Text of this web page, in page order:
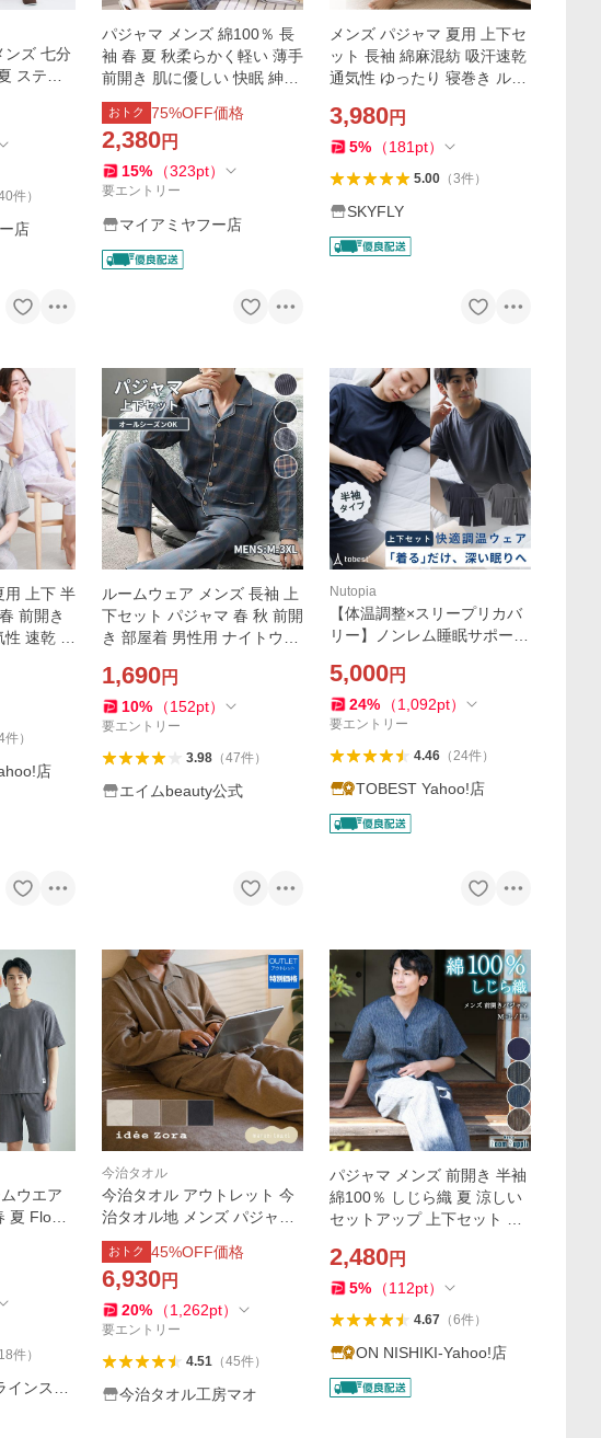
ンズ 七分
ステテ
M L L
件）
店
パジャマ メンズ 綿100％ 長
袖 春 夏 秋柔らかく軽い 薄手
前開き 肌に優しい 快眠 紳士
吸汗 通気 寝巻きセットアッ
プ 部屋着 カジュアル おしゃ
れ 父の日
おトク 75%OFF価格
2,380円
15% （323pt）
要エントリー
マイアミヤフー店
メンズ パジャマ 夏用 上下セ
ット 長袖 綿麻混紡 吸汗速乾
通気性 ゆったり 寝巻き ルー
レゼント ギフト 吸湿性 誕生
日 旅行用
3,980円
5% （181 pt）
5.00（3件）
SKYFLY
用 上下 半
前開き
速乾 薄
ゼント z1
件）
店
ルームウェア メンズ 長袖 上
下セット パジャマ 春 秋 前開
き 部屋着 男性用 ナイトウェ
1,690円
10% （152pt）
要エントリー
3.98（47件）
エイムbeauty公式
Nutopia
【体温調整×スリープリカバ
リー】ノンレム睡眠サポート
ウェア メンズ パジャマ 上下
セット 半袖 爆買
5,000円
24% （1,092pt）
要エントリー
4.46（24件）
TOBEST Yahoo!店
ウエア
夏 Flow
クシン
無地 ニ
福
18件）
ンスト
今治タオル
今治タオル アウトレット 今
治タオル地 メンズ パジャマ
イデゾラ オム パジャマ長袖
3サイズ( M L LL ) 4色 ( アイ
ボリー グレー ブラウン ブラ
ック ) 綿100％
おトク 45%OFF価格
6,930円
20% （1,262pt）
要エントリー
4.51（45件）
今治タオル工房マオ
パジャマ メンズ 前開き 半袖
綿100％ しじら織 夏 涼しい
セットアップ 上下セット 祭
の子 父の日 大きいサイズ z4
-77611
2,480円
5% （112pt）
4.67（6件）
ON NISHIKI-Yahoo!店